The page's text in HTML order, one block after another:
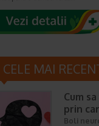
CELE MAI
Cum
prin
Boli